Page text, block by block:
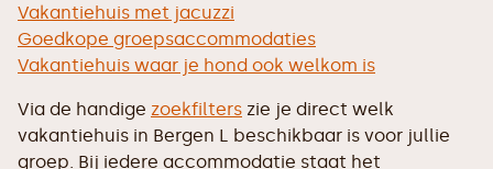
Vakantiehuis met jacuzzi
Goedkope groepsaccommodaties
Vakantiehuis waar je hond ook welkom is
Via de handige zoekfilters zie je direct welk
vakantiehuis in Bergen L beschikbaar is voor jullie
groep. Bij iedere accommodatie staat het